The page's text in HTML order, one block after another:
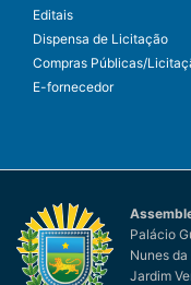
Editais
Dispensa de Licitação
Compras Públicas/
E-fornecedor
Palácio
Nunes
Jardim